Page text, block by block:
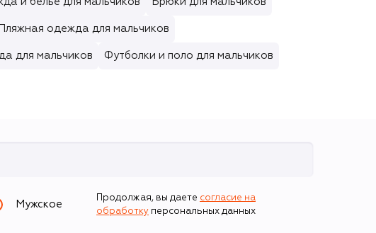
Пляжная одежда для мальчиков
для мальчиков Футболки и поло для мальчиков
Мужское
Продолжая, вы даете согласие на
обработку персональных данных